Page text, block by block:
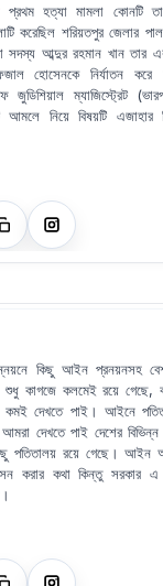
প্রথম হত্যা মামলা কোনটি
করেছিল শরিয়তপুর জেলার
সদস্য আব্দুর রহমান খান তার
হোসেনকে নির্যাতন করে
ম্যাজিস্ট্রেট
নিয়ে বিষয়টি এজাহার
কিছু আইন প্রনয়নসহ
কাগজে কলমেই রয়ে গেছে,
দেখতে পাই। আইনে
দেখতে পাই দেশের বিভিন্ন
পতিতালয় রয়ে গেছে। আইন
করার কথা কিন্তু সরকার এ